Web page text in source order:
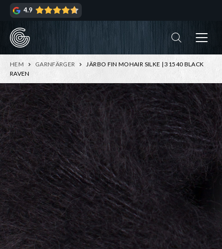
Hoppa
navigering
Hoppa
innehåll
4.9
HEM GARNFÄRGER
JÄRBO FIN MOHAIR SILKE | 31540 BLACK
RAVEN